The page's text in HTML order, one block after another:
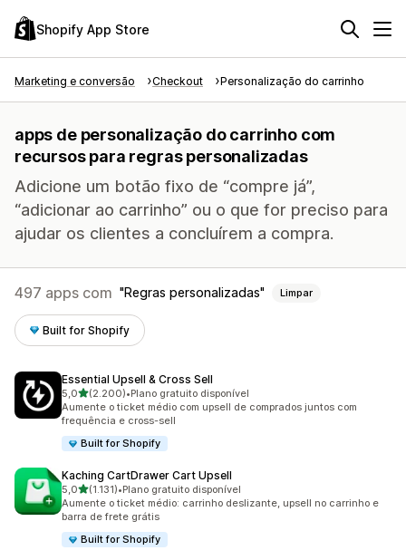
Shopify App Store
Marketing e conversão Checkout Personalização do carrinho
apps de personalização do carrinho com
recursos para regras personalizadas
Adicione um botão fixo de “compre já”,
“adicionar ao carrinho” ou o que for preciso para
ajudar os clientes a concluírem a compra.
497 apps com Regras personalizadas Limpar
Built for Shopify
Essential Upsell & Cross Sell
5,0de 5 estrelas
(2.200)
2200 avaliações ao todo
•Plano gratuito disponível
Aumente o ticket médio com upsell de comprados juntos com
frequência e cross-sell
Built for Shopify
Kaching CartDrawer Cart Upsell
5,0de 5 estrelas
(1.131)
1131 avaliações ao todo
•Plano gratuito disponível
Aumente o ticket médio: carrinho deslizante, upsell no carrinho e
barra de frete grátis
Built for Shopify